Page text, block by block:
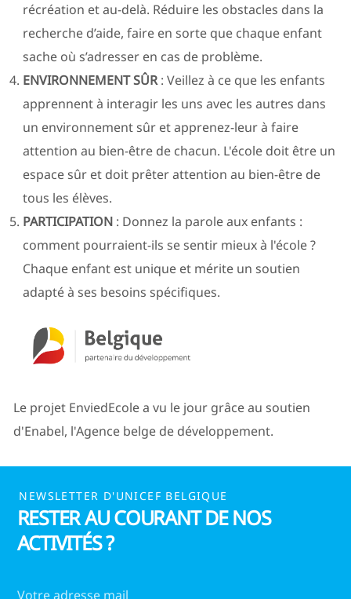
récréation et au-delà. Réduire les obstacles dans la
recherche d’aide, faire en sorte que chaque enfant
sache où s’adresser en cas de problème.
ENVIRONNEMENT SÛR: Veillez à ce que les enfants
apprennent à interagir les uns avec les autres dans
un environnement sûr et apprenez-leur à faire
attention au bien-être de chacun. L'école doit être un
espace sûr et doit prêter attention au bien-être de
tous les élèves.
PARTICIPATION : Donnez la parole aux enfants :
comment pourraient-ils se sentir mieux à l'école ?
Chaque enfant est unique et mérite un soutien
adapté à ses besoins spécifiques.
Le projet EnviedEcole a vu le jour grâce au soutien
d'Enabel, l'Agence belge de développement.
NEWSLETTER D'UNICEF BELGIQUE
RESTER AU COURANT DE NOS
ACTIVITÉS ?